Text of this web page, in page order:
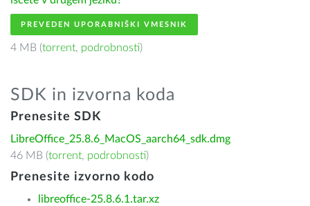
PREVEDEN UPORABNIŠKI VMESNIK
4 MB (torrent, podrobnosti)
SDK in izvorna koda
Prenesite SDK
LibreOffice_25.8.6_MacOS_aarch64_sdk.dmg
46 MB (torrent, podrobnosti)
Prenesite izvorno kodo
libreoffice-25.8.6.1.tar.xz